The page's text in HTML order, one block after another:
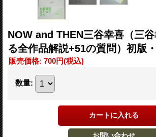
NOW and THEN三谷幸喜（三
る全作品解説+51の質問）初版
販売価格: 700円(税込)
数量: